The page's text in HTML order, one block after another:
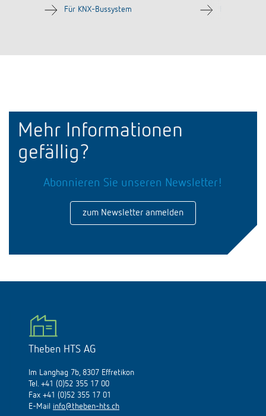
Für KNX-Bussystem
Mehr Informationen
gefällig?
Abonnieren Sie unseren Newsletter!
zum Newsletter anmelden
Theben HTS AG
Im Langhag 7b, 8307 Effretikon
Tel. +41 (0)52 355 17 00
Fax +41 (0)52 355 17 01
E-Mail info@theben-hts.ch